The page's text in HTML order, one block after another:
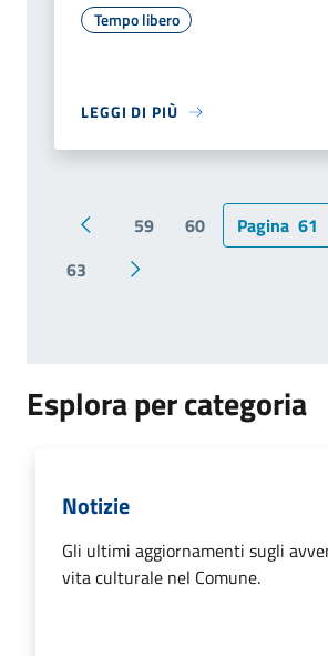
Tempo libero
LEGGI DI PIÙ
Pagina precedente
59 60 Pagina 61
63
Pagina successiva
Esplora per categoria
Notizie
Gli ultimi aggiornamenti sugli
vita culturale nel Comune.